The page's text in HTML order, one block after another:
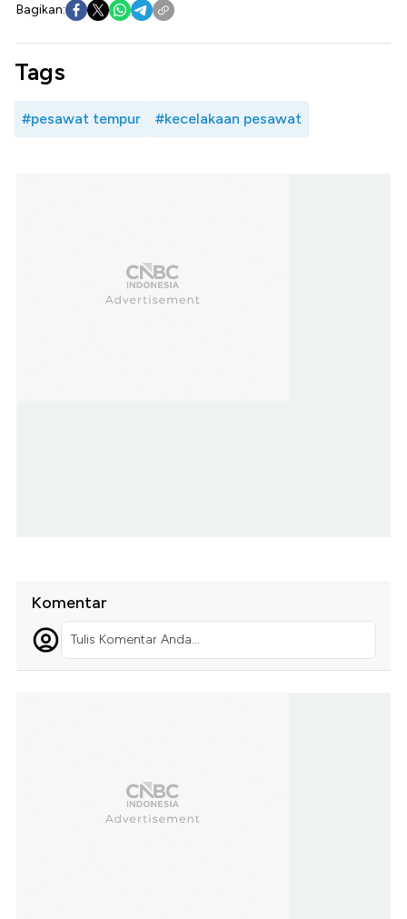
Bagikan:
Tags
#pesawat tempur #kecelakaan pesawat
Komentar
Tulis Komentar Anda...